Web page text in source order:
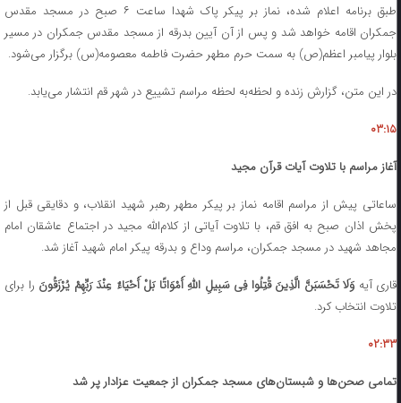
طبق برنامه اعلام شده، نماز بر پیکر پاک شهدا ساعت ۶ صبح در مسجد مقدس
جمکران اقامه خواهد شد و پس از آن آیین بدرقه از مسجد مقدس جمکران در مسیر
بلوار پیامبر اعظم(ص) به سمت حرم مطهر حضرت فاطمه معصومه(س) برگزار می‌شود.
در این متن، گزارش زنده و لحظه‌‌به لحظه مراسم تشییع در شهر قم انتشار می‌یابد.
۰۳:۱۵
آغاز مراسم با تلاوت آیات قرآن مجید
ساعاتی پیش از مراسم اقامه نماز بر پیکر مطهر رهبر شهید انقلاب، و دقایقی قبل از
پخش اذان صبح به افق قم، با تلاوت آیاتی از کلام‌الله مجید در اجتماع عاشقان امام
مجاهد شهید در مسجد جمکران، مراسم وداع و بدرقه پیکر امام شهید آغاز شد.
قاری آیه وَلَا تَحْسَبَنَّ الَّذِینَ قُتِلُوا فِی سَبِیلِ اللَّهِ أَمْوَاتًا بَلْ أَحْیَاءٌ عِنْدَ رَبِّهِمْ یُرْزَقُونَرا برای
تلاوت انتخاب کرد.
۰۲:۳۳
تمامی صحن‌ها و شبستان‌های مسجد جمکران از جمعیت عزادار پر شد